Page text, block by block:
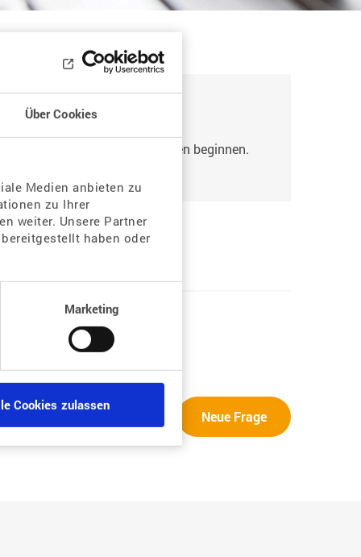
Über Cookies
Medien anbieten zu
zu Ihrer
weiter. Unsere Partner
haben oder
Marketing
Cookies zulassen
Tag mit dem menogon spritzen beginnen.
Neue Frage